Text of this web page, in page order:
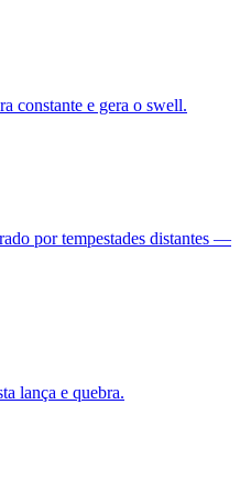
constante e gera o swell.
por tempestades distantes —
lança e quebra.